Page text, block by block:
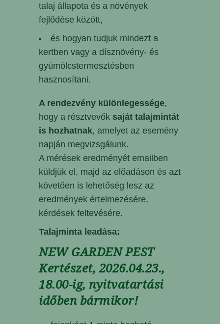
talaj állapota és a növények
fejlődése között,
és hogyan tudjuk mindezt a
kertben vagy a dísznövény- és
gyümölcstermesztésben
hasznosítani.
A rendezvény különlegessége,
hogy a résztvevők saját talajmintát
is hozhatnak, amelyet az esemény
napján megvizsgálunk.
A mérések eredményét emailben
küldjük el, majd az előadáson és azt
követően is lehetőség lesz az
eredmények értelmezésére,
kérdések feltevésére.
Talajminta leadása:
NEW GARDEN PEST
Kertészet, 2026.04.23.,
18.00-ig, nyitvatartási
időben bármikor!